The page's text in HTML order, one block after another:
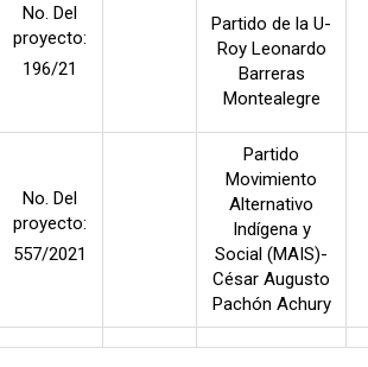
No. Del
proyecto:
196/21
Partido de la U-
Roy Leonardo
Barreras
Montealegre
No. Del
proyecto:
557/2021
Partido
Movimiento
Alternativo
Indígena y
Social (MAIS)-
César Augusto
Pachón Achury